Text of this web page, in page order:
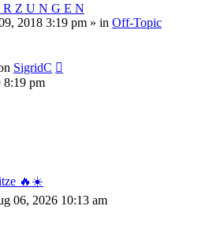
R Z U N G E N
2018 3:19 pm » in Off-Topic
SigridC
8:19 pm
🔥☀️
06, 2026 10:13 am